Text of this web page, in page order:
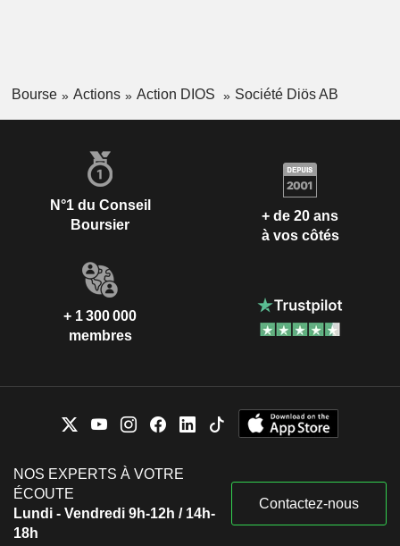
Bourse Actions Action DIOS Société Diös AB
N°1 du Conseil
Boursier
+ de 20 ans
à vos côtés
+ 1 300 000
membres
NOS EXPERTS À VOTRE
ÉCOUTE
Lundi - Vendredi 9h-12h / 14h-
18h
Contactez-nous